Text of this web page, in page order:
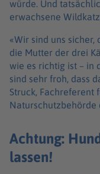
würde. Und
erwachsene
«Wir sind uns sicher,
die Mutter der drei
wie es richtig ist – in
sind sehr froh, dass
Struck, Fachreferent
Naturschutzbehörde
Achtung:
lassen!